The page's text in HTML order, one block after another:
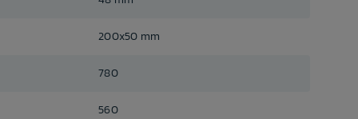
200x50 mm
780
560